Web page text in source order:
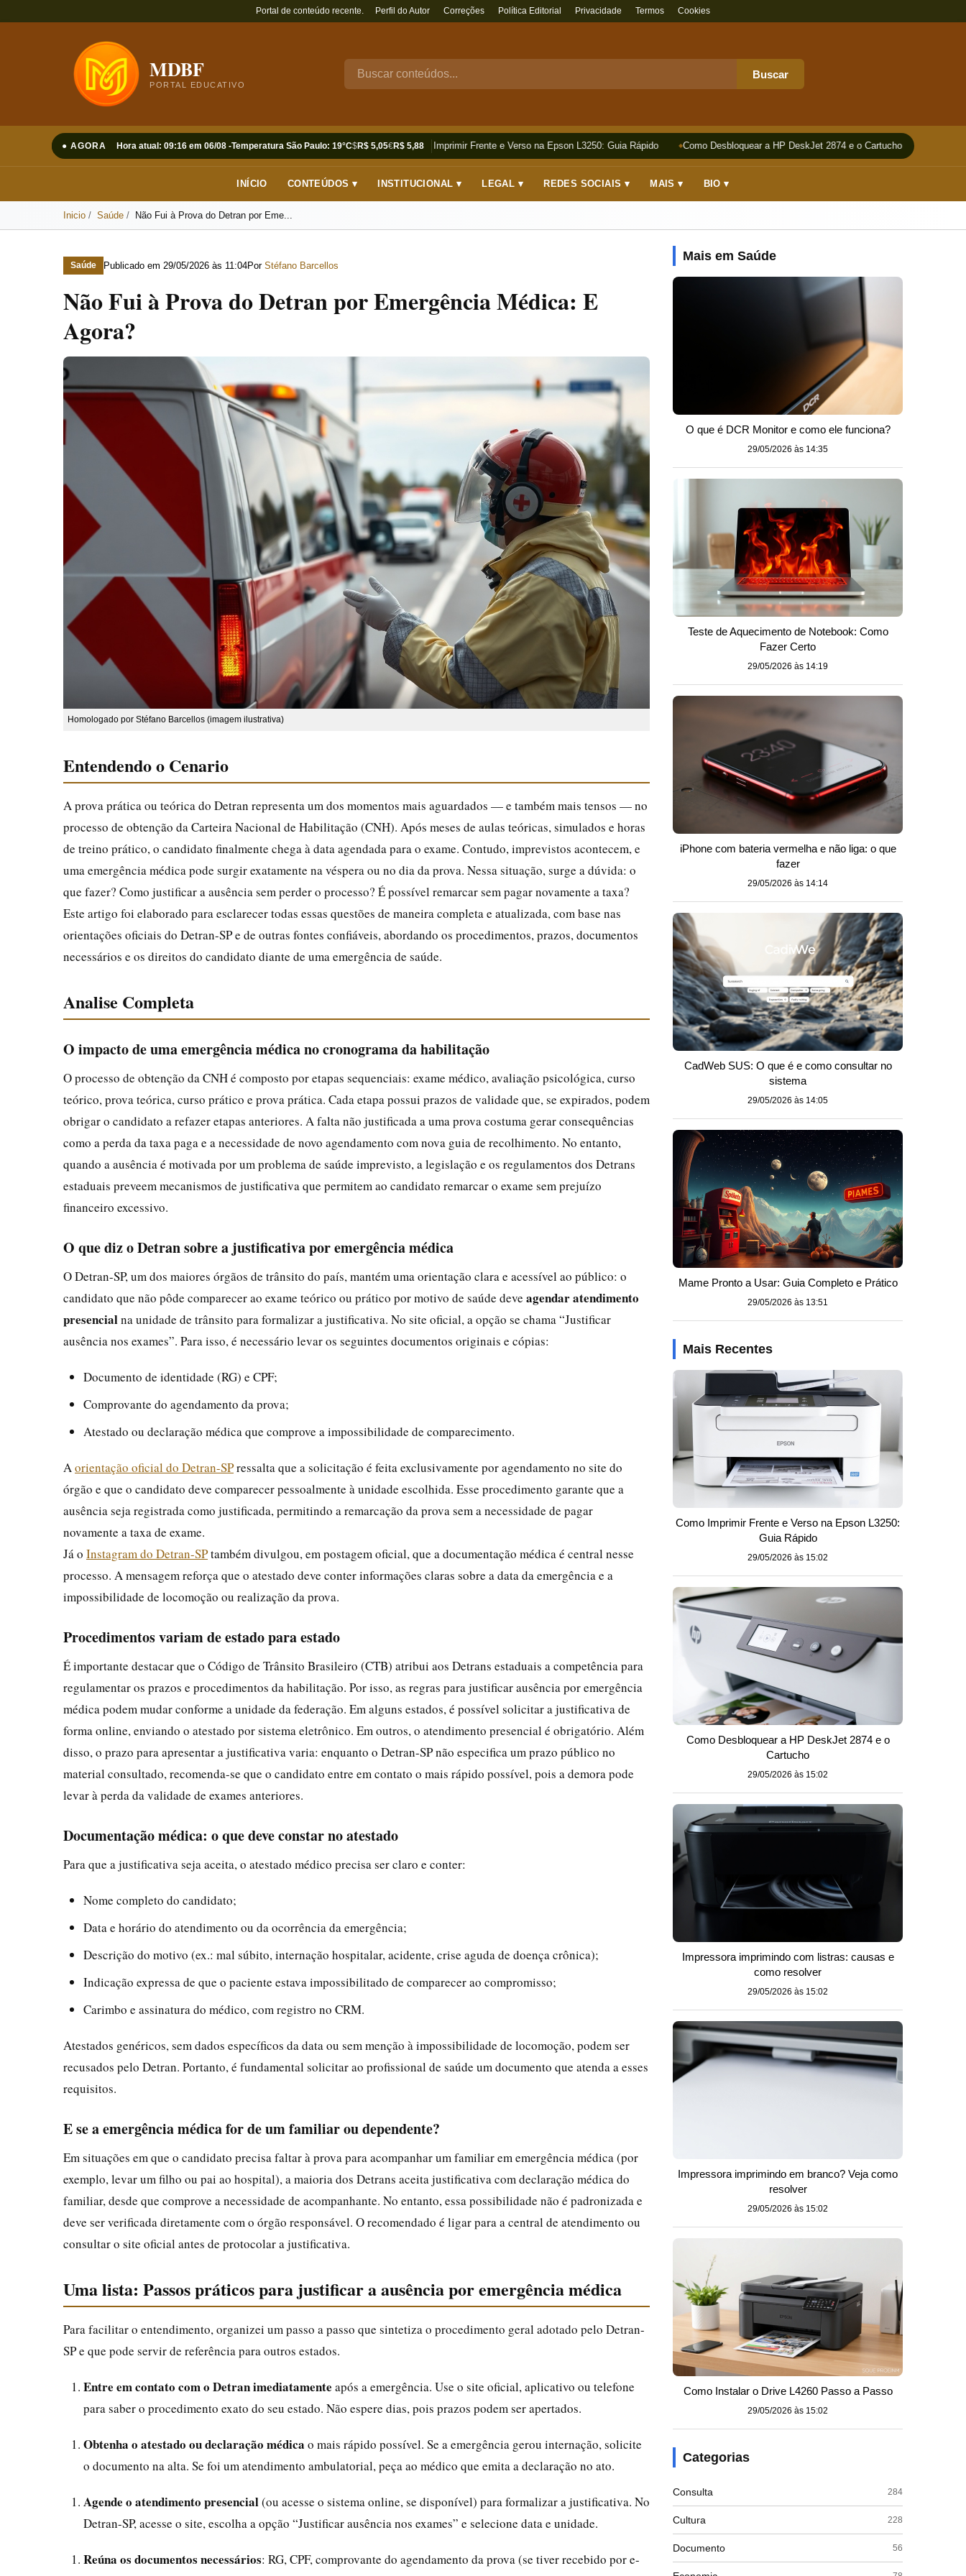
Portal de conteúdo recente. Perfil do Autor Correções Política Editorial Privacidade Termos Cookies
MDBF
PORTAL EDUCATIVO
Buscar
● AGORA Hora atual: 09:16 em 06/08 -Temperatura São Paulo: 19°C$R$ 5,05€R$ 5,88
Como Imprimir Frente e Verso na Epson L3250: Guia Rápido Como Desbloquear a HP DeskJet 2874 e o Cartucho
INÍCIO CONTEÚDOS ▾ INSTITUCIONAL ▾ LEGAL ▾ REDES SOCIAIS ▾ MAIS ▾ BIO ▾
Inicio Saúde Não Fui à Prova do Detran por Eme...
Saúde Publicado em 29/05/2026 às 11:04Por Stéfano Barcellos
Não Fui à Prova do Detran por Emergência Médica: E
Agora?
Homologado por Stéfano Barcellos (imagem ilustrativa)
Entendendo o Cenario
A prova prática ou teórica do Detran representa um dos momentos mais aguardados — e também mais tensos — no
processo de obtenção da Carteira Nacional de Habilitação (CNH). Após meses de aulas teóricas, simulados e horas
de treino prático, o candidato finalmente chega à data agendada para o exame. Contudo, imprevistos acontecem, e
uma emergência médica pode surgir exatamente na véspera ou no dia da prova. Nessa situação, surge a dúvida: o
que fazer? Como justificar a ausência sem perder o processo? É possível remarcar sem pagar novamente a taxa?
Este artigo foi elaborado para esclarecer todas essas questões de maneira completa e atualizada, com base nas
orientações oficiais do Detran-SP e de outras fontes confiáveis, abordando os procedimentos, prazos, documentos
necessários e os direitos do candidato diante de uma emergência de saúde.
Analise Completa
O impacto de uma emergência médica no cronograma da habilitação
O processo de obtenção da CNH é composto por etapas sequenciais: exame médico, avaliação psicológica, curso
teórico, prova teórica, curso prático e prova prática. Cada etapa possui prazos de validade que, se expirados, podem
obrigar o candidato a refazer etapas anteriores. A falta não justificada a uma prova costuma gerar consequências
como a perda da taxa paga e a necessidade de novo agendamento com nova guia de recolhimento. No entanto,
quando a ausência é motivada por um problema de saúde imprevisto, a legislação e os regulamentos dos Detrans
estaduais preveem mecanismos de justificativa que permitem ao candidato remarcar o exame sem prejuízo
financeiro excessivo.
O que diz o Detran sobre a justificativa por emergência médica
O Detran-SP, um dos maiores órgãos de trânsito do país, mantém uma orientação clara e acessível ao público: o
candidato que não pôde comparecer ao exame teórico ou prático por motivo de saúde deve agendar atendimento
presencialna unidade de trânsito para formalizar a justificativa. No site oficial, a opção se chama “Justificar
ausência nos exames”. Para isso, é necessário levar os seguintes documentos originais e cópias:
Documento de identidade (RG) e CPF;
Comprovante do agendamento da prova;
Atestado ou declaração médica que comprove a impossibilidade de comparecimento.
A orientação oficial do Detran-SPressalta que a solicitação é feita exclusivamente por agendamento no site do
órgão e que o candidato deve comparecer pessoalmente à unidade escolhida. Esse procedimento garante que a
ausência seja registrada como justificada, permitindo a remarcação da prova sem a necessidade de pagar
novamente a taxa de exame.
Já o Instagram do Detran-SPtambém divulgou, em postagem oficial, que a documentação médica é central nesse
processo. A mensagem reforça que o atestado deve conter informações claras sobre a data da emergência e a
impossibilidade de locomoção ou realização da prova.
Procedimentos variam de estado para estado
É importante destacar que o Código de Trânsito Brasileiro (CTB) atribui aos Detrans estaduais a competência para
regulamentar os prazos e procedimentos da habilitação. Por isso, as regras para justificar ausência por emergência
médica podem mudar conforme a unidade da federação. Em alguns estados, é possível solicitar a justificativa de
forma online, enviando o atestado por sistema eletrônico. Em outros, o atendimento presencial é obrigatório. Além
disso, o prazo para apresentar a justificativa varia: enquanto o Detran-SP não especifica um prazo público no
material consultado, recomenda-se que o candidato entre em contato o mais rápido possível, pois a demora pode
levar à perda da validade de exames anteriores.
Documentação médica: o que deve constar no atestado
Para que a justificativa seja aceita, o atestado médico precisa ser claro e conter:
Nome completo do candidato;
Data e horário do atendimento ou da ocorrência da emergência;
Descrição do motivo (ex.: mal súbito, internação hospitalar, acidente, crise aguda de doença crônica);
Indicação expressa de que o paciente estava impossibilitado de comparecer ao compromisso;
Carimbo e assinatura do médico, com registro no CRM.
Atestados genéricos, sem dados específicos da data ou sem menção à impossibilidade de locomoção, podem ser
recusados pelo Detran. Portanto, é fundamental solicitar ao profissional de saúde um documento que atenda a esses
requisitos.
E se a emergência médica for de um familiar ou dependente?
Em situações em que o candidato precisa faltar à prova para acompanhar um familiar em emergência médica (por
exemplo, levar um filho ou pai ao hospital), a maioria dos Detrans aceita justificativa com declaração médica do
familiar, desde que comprove a necessidade de acompanhante. No entanto, essa possibilidade não é padronizada e
deve ser verificada diretamente com o órgão responsável. O recomendado é ligar para a central de atendimento ou
consultar o site oficial antes de protocolar a justificativa.
Uma lista: Passos práticos para justificar a ausência por emergência médica
Para facilitar o entendimento, organizei um passo a passo que sintetiza o procedimento geral adotado pelo Detran-
SP e que pode servir de referência para outros estados.
Entre em contato com o Detran imediatamente após a emergência. Use o site oficial, aplicativo ou telefone
para saber o procedimento exato do seu estado. Não espere dias, pois prazos podem ser apertados.
Obtenha o atestado ou declaração médica o mais rápido possível. Se a emergência gerou internação, solicite
o documento na alta. Se foi um atendimento ambulatorial, peça ao médico que emita a declaração no ato.
Agende o atendimento presencial(ou acesse o sistema online, se disponível) para formalizar a justificativa. No
Detran-SP, acesse o site, escolha a opção “Justificar ausência nos exames” e selecione data e unidade.
Reúna os documentos necessários: RG, CPF, comprovante do agendamento da prova (se tiver recebido por e-
Mais em Saúde
O que é DCR Monitor e como ele funciona?
29/05/2026 às 14:35
Teste de Aquecimento de Notebook: Como
Fazer Certo
29/05/2026 às 14:19
iPhone com bateria vermelha e não liga: o que
fazer
29/05/2026 às 14:14
CadWeb SUS: O que é e como consultar no
sistema
29/05/2026 às 14:05
Mame Pronto a Usar: Guia Completo e Prático
29/05/2026 às 13:51
Mais Recentes
Como Imprimir Frente e Verso na Epson L3250:
Guia Rápido
29/05/2026 às 15:02
Como Desbloquear a HP DeskJet 2874 e o
Cartucho
29/05/2026 às 15:02
Impressora imprimindo com listras: causas e
como resolver
29/05/2026 às 15:02
Impressora imprimindo em branco? Veja como
resolver
29/05/2026 às 15:02
Como Instalar o Drive L4260 Passo a Passo
29/05/2026 às 15:02
Categorias
Consulta 284
Cultura 228
Documento 56